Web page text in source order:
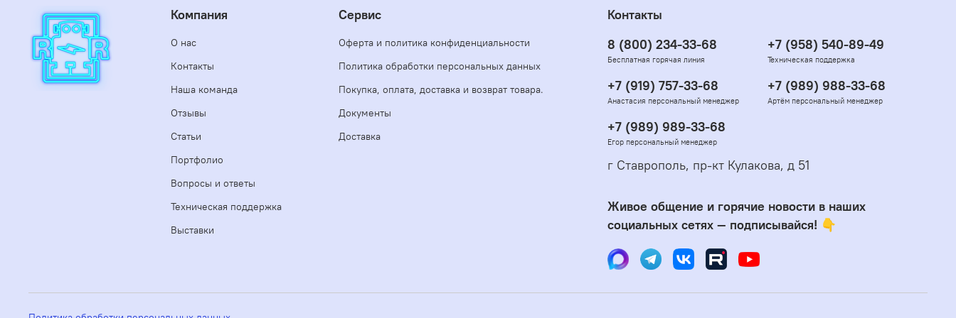
Компания
О нас
Контакты
Наша команда
Отзывы
Статьи
Портфолио
Вопросы и ответы
Техническая поддержка
Выставки
Сервис
Оферта и политика конфиденциальности
Политика обработки персональных данных
Покупка, оплата, доставка и возврат товара.
Документы
Доставка
Контакты
8 (800) 234-33-68
Бесплатная горячая линия
+7 (958) 540-89-49
Техническая поддержка
+7 (919) 757-33-68
Анастасия персональный менеджер
+7 (989) 988-33-68
Артём персональный менеджер
+7 (989) 989-33-68
Егор персональный менеджер
г Ставрополь, пр-кт Кулакова, д 51
Живое общение и горячие новости в наших
социальных сетях — подписывайся! 👇